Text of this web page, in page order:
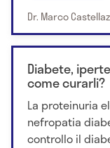
Dr. Marco
Diabete,
come curarli?
La proteinuria
nefropatia
controllo il